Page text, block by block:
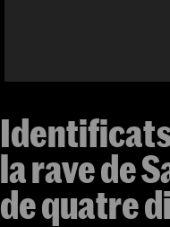
la rave de
de quatre